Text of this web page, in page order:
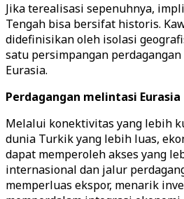
Jika terealisasi sepenuhnya,
Tengah bisa bersifat historis.
didefinisikan oleh isolasi
satu persimpangan
Eurasia.
Perdagangan melintasi Eurasia
Melalui konektivitas yang lebih
dunia Turkik yang lebih luas,
dapat memperoleh akses yang
internasional dan jalur
memperluas ekspor, menarik